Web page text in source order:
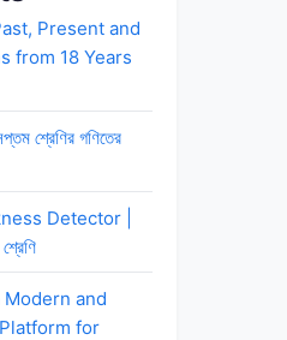
Present and
from 18 Years
শ্রেণির গণিতের
Detector |
Modern and
for